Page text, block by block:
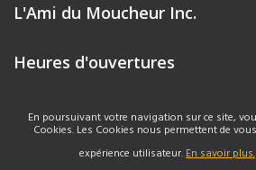
L'Ami du Moucheur Inc.
Heures d'ouvertures
En poursuivant votre navigation sur ce site,
Cookies. Les Cookies nous permettent de
expérience utilisateur.En savoir plus.